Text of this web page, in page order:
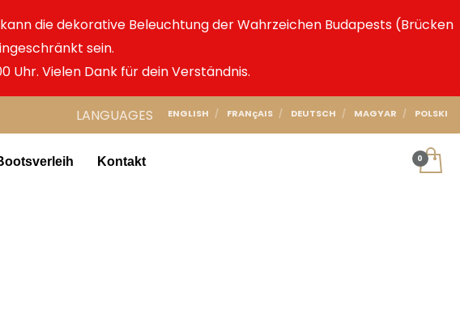
die dekorative Beleuchtung der Wahrzeichen Budapests (Brücken
sein.
Vielen Dank für dein Verständnis.
LANGUAGES ENGLISH FRANçAIS DEUTSCH MAGYAR POLSKI
Kontakt